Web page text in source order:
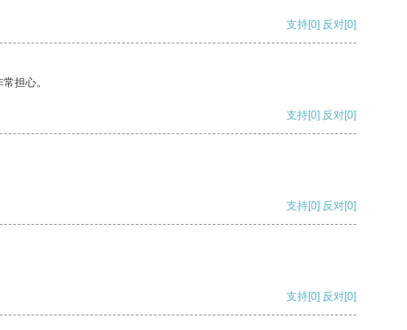
支持[0] 反对[0]
担心。
支持[0] 反对[0]
支持[0] 反对[0]
支持[0] 反对[0]